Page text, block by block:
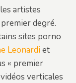
artistes
degré.
sites porno
Leonardiet
« premier
verticales